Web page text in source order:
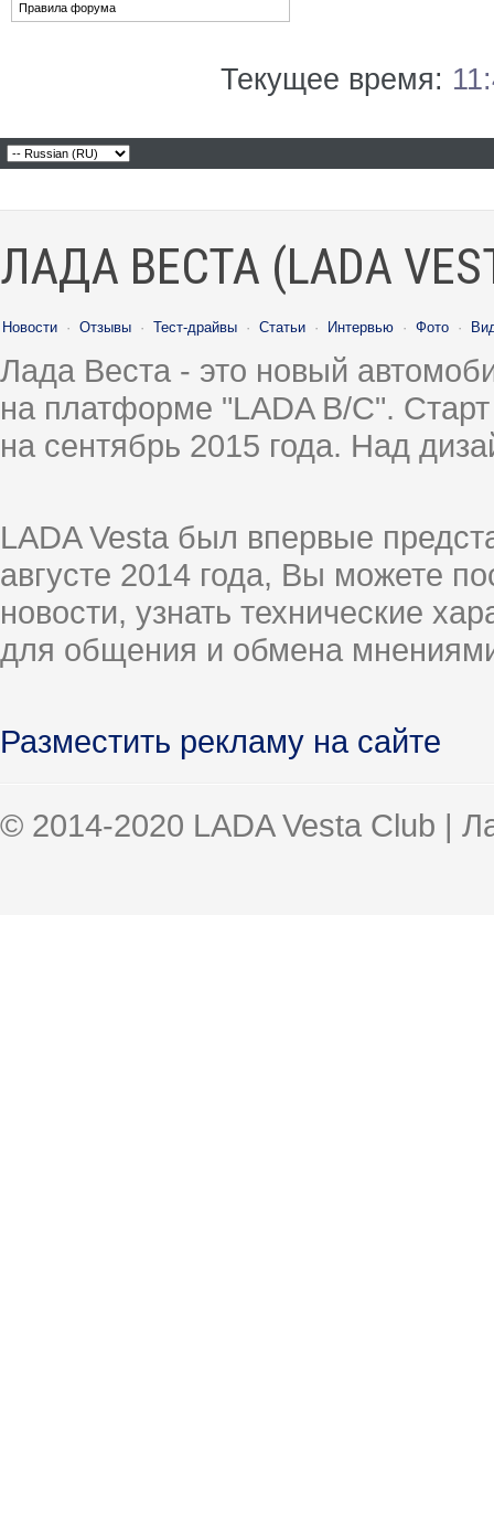
Правила форума
Текущее время:
ЛАДА ВЕСТА (LADA
Новости · Отзывы · Тест-драйвы · Статьи · Интервью · Фото ·
Лада Веста - это новый
на платформе "LADA B/C".
на сентябрь 2015 года. Над
LADA Vesta был впервые
августе 2014 года, Вы можете
новости, узнать технические
для общения и обмена
Разместить рекламу на сайте
© 2014-2020 LADA Vesta Club |